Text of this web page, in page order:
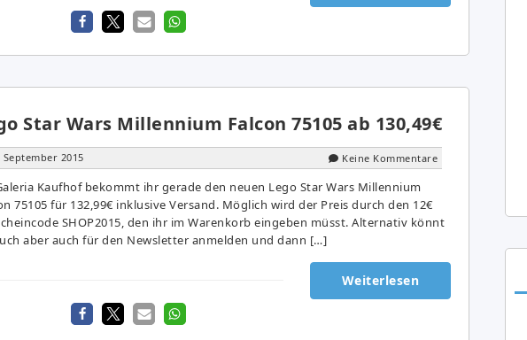
Star Wars Millennium Falcon 75105 ab 130,49€
September 2015 Keine Kommentare
Kaufhof bekommt ihr gerade den neuen Lego Star Wars Millennium
75105 für 132,99€ inklusive Versand. Möglich wird der Preis durch den 12€
SHOP2015, den ihr im Warenkorb eingeben müsst. Alternativ könnt
aber auch für den Newsletter anmelden und dann […]
Weiterlesen